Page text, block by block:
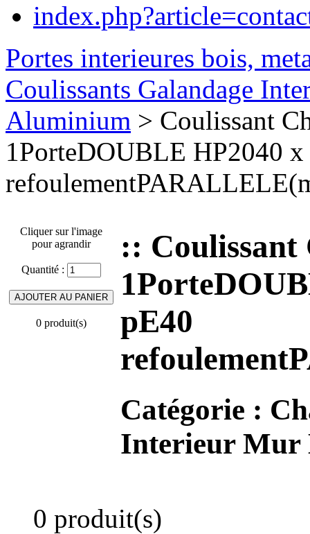
Portes interieures bois,
Coulissants Galandage
Aluminium > Coulissant
1PorteDOUBLE HP2040
Cliquer sur l'image
pour agrandir
Quantité :
0 produit(s)
::
pE40
Catégorie :
Interieur Mur
0 produit(s)